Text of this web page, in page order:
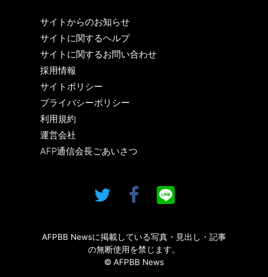
サイトからのお知らせ
サイトに関するヘルプ
サイトに関するお問い合わせ
採用情報
サイトポリシー
プライバシーポリシー
利用規約
運営会社
AFP通信会長ごあいさつ
AFPBB Newsに掲載している写真・見出し・記事
の無断使用を禁じます。
© AFPBB News